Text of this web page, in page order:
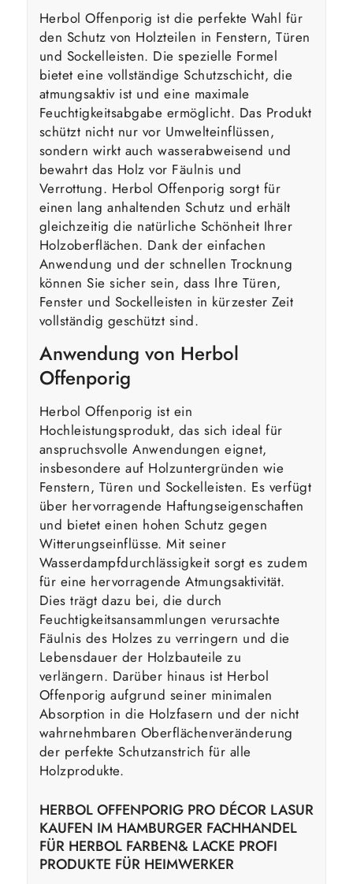
Herbol Offenporig ist die perfekte Wahl für
den Schutz von Holzteilen in Fenstern, Türen
und Sockelleisten. Die spezielle Formel
bietet eine vollständige Schutzschicht, die
atmungsaktiv ist und eine maximale
Feuchtigkeitsabgabe ermöglicht. Das Produkt
schützt nicht nur vor Umwelteinflüssen,
sondern wirkt auch wasserabweisend und
bewahrt das Holz vor Fäulnis und
Verrottung. Herbol Offenporig sorgt für
einen lang anhaltenden Schutz und erhält
gleichzeitig die natürliche Schönheit Ihrer
Holzoberflächen. Dank der einfachen
Anwendung und der schnellen Trocknung
können Sie sicher sein, dass Ihre Türen,
Fenster und Sockelleisten in kürzester Zeit
vollständig geschützt sind.
Anwendung von Herbol
Offenporig
Herbol Offenporig ist ein
Hochleistungsprodukt, das sich ideal für
anspruchsvolle Anwendungen eignet,
insbesondere auf Holzuntergründen wie
Fenstern, Türen und Sockelleisten. Es verfügt
über hervorragende Haftungseigenschaften
und bietet einen hohen Schutz gegen
Witterungseinflüsse. Mit seiner
Wasserdampfdurchlässigkeit sorgt es zudem
für eine hervorragende Atmungsaktivität.
Dies trägt dazu bei, die durch
Feuchtigkeitsansammlungen verursachte
Fäulnis des Holzes zu verringern und die
Lebensdauer der Holzbauteile zu
verlängern. Darüber hinaus ist Herbol
Offenporig aufgrund seiner minimalen
Absorption in die Holzfasern und der nicht
wahrnehmbaren Oberflächenveränderung
der perfekte Schutzanstrich für alle
Holzprodukte.
HERBOL OFFENPORIG PRO DÉCOR LASUR
KAUFEN IM HAMBURGER FACHHANDEL
FÜR HERBOL FARBEN& LACKE PROFI
PRODUKTE FÜR HEIMWERKER